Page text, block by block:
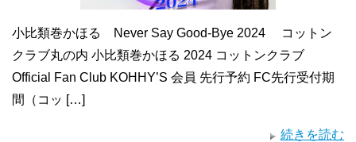
小比類巻かほる Never Say Good-Bye 2024 コットン
クラブ丸の内 小比類巻かほる 2024 コットンクラブ
Official Fan Club KOHHY’S 会員 先行予約 FC先行受付期
間（コッ […]
続きを読む